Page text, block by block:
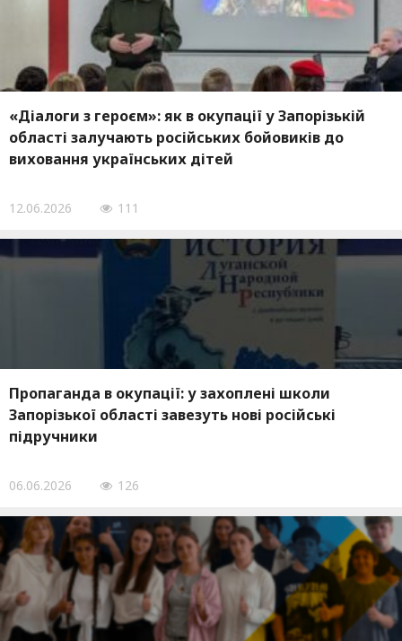
«Діалоги з героєм»: як в окупації у Запорізькій
області залучають російських бойовиків до
виховання українських дітей
12.06.2026 111
Пропаганда в окупації: у захоплені школи
Запорізької області завезуть нові російські
підручники
06.06.2026 126